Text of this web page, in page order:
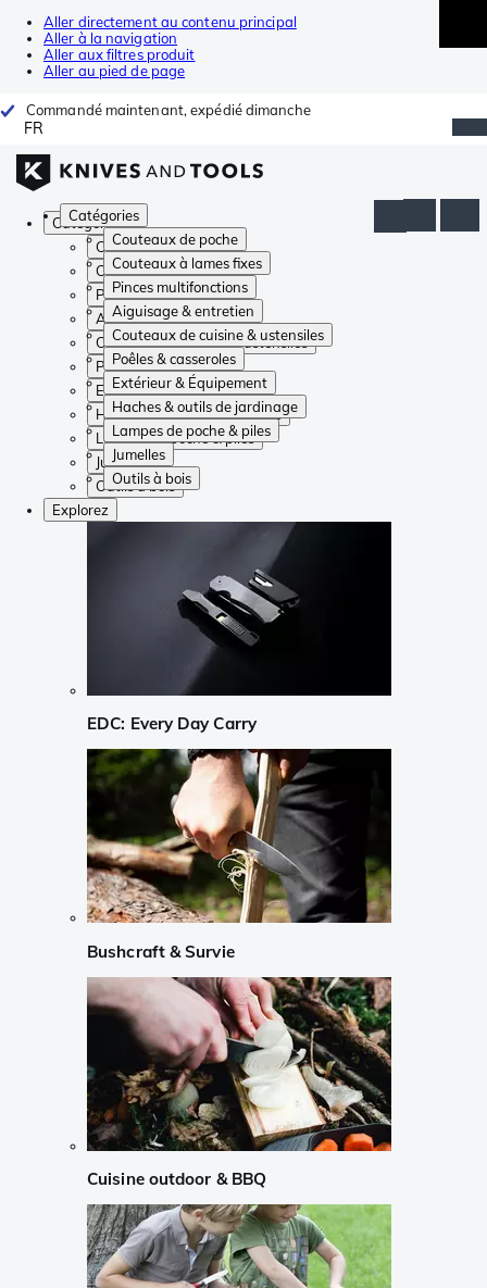
Aller directement au contenu principal
Aller à la navigation
Aller aux filtres produit
Aller au pied de page
Commandé maintenant, expédié dimanche
FR
Catégories
Couteaux de poche
Couteaux à lames fixes
Pinces multifonctions
Aiguisage & entretien
Couteaux de cuisine & ustensiles
Poêles & casseroles
Extérieur & Équipement
Haches & outils de jardinage
Lampes de poche & piles
Jumelles
Outils à bois
Catégories
Couteaux de poche
Couteaux à lames fixes
Pinces multifonctions
Aiguisage & entretien
Couteaux de cuisine & ustensiles
Poêles & casseroles
Extérieur & Équipement
Haches & outils de jardinage
Lampes de poche & piles
Jumelles
Outils à bois
Explorez
EDC: Every Day Carry
Bushcraft & Survie
Cuisine outdoor & BBQ